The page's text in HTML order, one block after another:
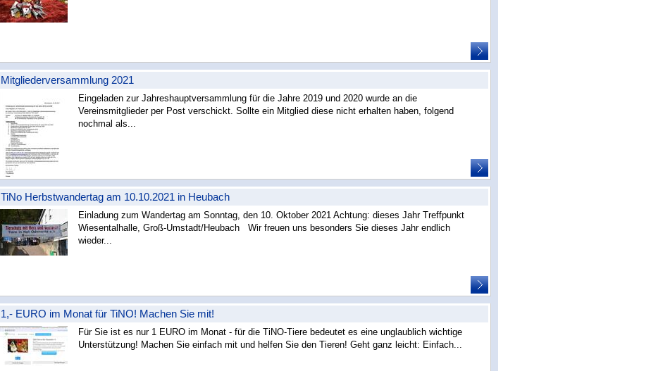
Mitgliederversammlung 2021
Eingeladen zur Jahreshauptversammlung für die Jahre 2019 und 2020 wurde an die
Vereinsmitglieder per Post verschickt. Sollte ein Mitglied diese nicht erhalten haben, folgend
nochmal als...
TiNo Herbstwandertag am 10.10.2021 in Heubach
Einladung zum Wandertag am Sonntag, den 10. Oktober 2021 Achtung: dieses Jahr Treffpunkt
Wiesentalhalle, Groß-Umstadt/Heubach Wir freuen uns besonders Sie dieses Jahr endlich
wieder...
1,- EURO im Monat für TiNO! Machen Sie mit!
Für Sie ist es nur 1 EURO im Monat - für die TiNO-Tiere bedeutet es eine unglaublich wichtige
Unterstützung! Machen Sie einfach mit und helfen Sie den Tieren! Geht ganz leicht: Einfach...